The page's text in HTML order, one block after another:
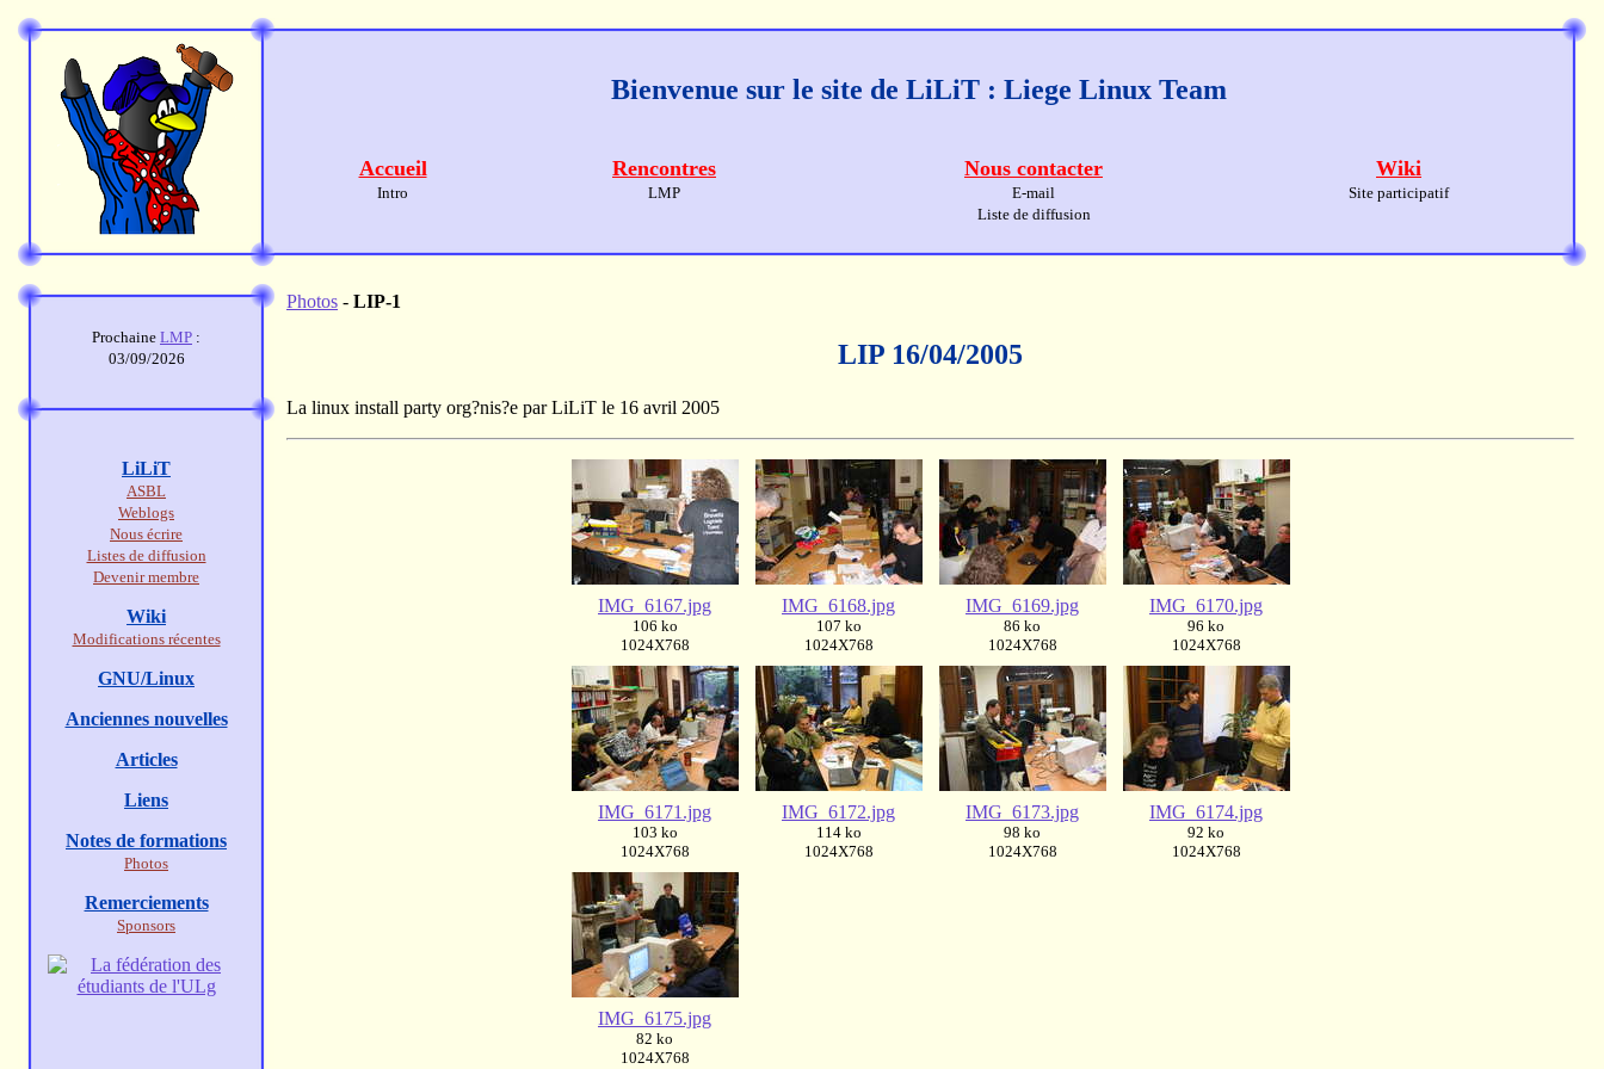
Bienvenue sur le site de LiLiT : Liege Linux Team
Accueil
Intro
Rencontres
LMP
Nous contacter
E-mail
Liste de diffusion
Wiki
Site participatif
Photos - LIP-1
LIP 16/04/2005
La linux install party org?nis?e par LiLiT le 16 avril 2005
IMG_6167.jpg
106 ko
1024X768
IMG_6168.jpg
107 ko
1024X768
IMG_6169.jpg
86 ko
1024X768
IMG_6170.jpg
96 ko
1024X768
IMG_6171.jpg
103 ko
1024X768
IMG_6172.jpg
114 ko
1024X768
IMG_6173.jpg
98 ko
1024X768
IMG_6174.jpg
92 ko
1024X768
IMG_6175.jpg
82 ko
1024X768
Prochaine LMP :
03/09/2026
LiLiT
ASBL
Weblogs
Nous écrire
Listes de diffusion
Devenir membre
Wiki
Modifications récentes
GNU/Linux
Anciennes nouvelles
Articles
Liens
Notes de formations
Photos
Remerciements
Sponsors